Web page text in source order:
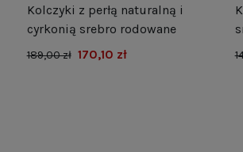
Kolczyki z perłą naturalną i
cyrkonią srebro rodowane
189,00 zł 170,10 zł